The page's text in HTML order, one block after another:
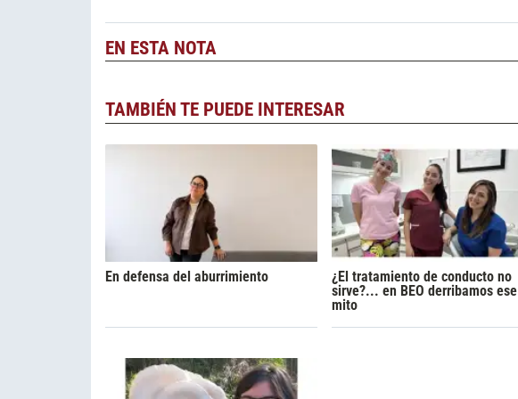
EN ESTA NOTA
TAMBIÉN TE PUEDE INTERESAR
En defensa del aburrimiento
¿El tratamiento de conducto no
sirve?... en BEO derribamos ese
mito